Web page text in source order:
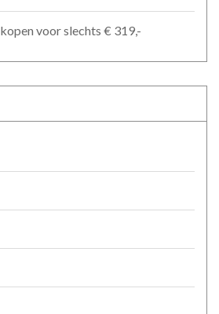
voor slechts € 319,-